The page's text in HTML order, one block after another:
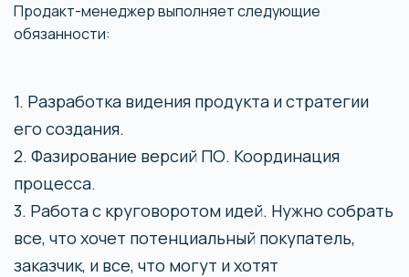
Продакт-менеджер выполняет следующие
обязанности:
1. Разработка видения продукта и стратегии
его создания.
2. Фазирование версий ПО. Координация
процесса.
3. Работа с круговоротом идей. Нужно собрать
все, что хочет потенциальный покупатель,
заказчик, и все, что могут и хотят